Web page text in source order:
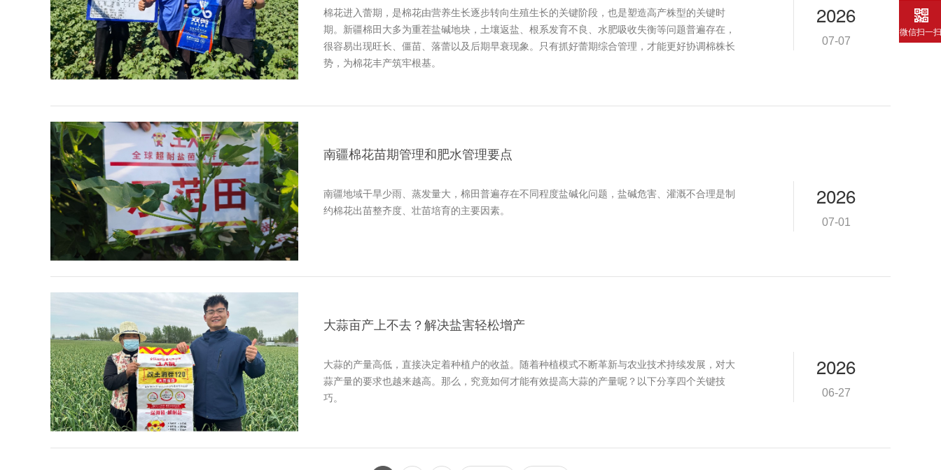
2026
07-07
棉花进入蕾期，是棉花由营养生长逐步转向生殖生长的关键阶段，也是塑造高产株型的关键时
期。新疆棉田大多为重茬盐碱地块，土壤返盐、根系发育不良、水肥吸收失衡等问题普遍存在，
很容易出现旺长、僵苗、落蕾以及后期早衰现象。只有抓好蕾期综合管理，才能更好协调棉株长
势，为棉花丰产筑牢根基。
2026
07-01
南疆棉花苗期管理和肥水管理要点
南疆地域干旱少雨、蒸发量大，棉田普遍存在不同程度盐碱化问题，盐碱危害、灌溉不合理是制
约棉花出苗整齐度、壮苗培育的主要因素。
2026
06-27
大蒜亩产上不去？解决盐害轻松增产
大蒜的产量高低，直接决定着种植户的收益。随着种植模式不断革新与农业技术持续发展，对大
蒜产量的要求也越来越高。那么，究竟如何才能有效提高大蒜的产量呢？以下分享四个关键技
巧。
微信扫一扫